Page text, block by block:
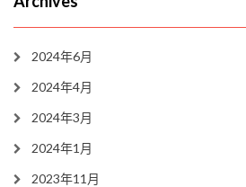
2024年6月
2024年4月
2024年3月
2024年1月
2023年11月